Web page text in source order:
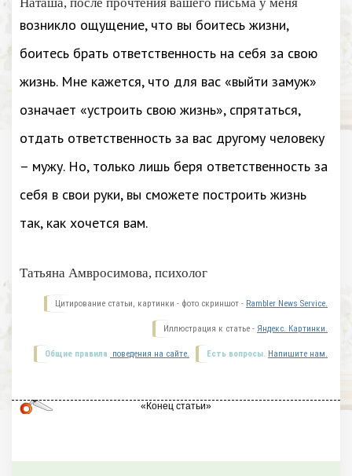
возникло ощущение, что вы боитесь жизни,
боитесь брать ответственность на себя за свою
жизнь. Мне кажется, что для вас «выйти замуж»
означает «устроить свою жизнь», спрятаться,
отдать ответственность за вас другому человеку
– мужу. Но, только лишь беря ответственность за
себя в свои руки, вы сможете построить жизнь
так, как хочется вам.
Татьяна Амвросимова, психолог
Цитирование статьи, картинки - фото скриншот - Rambler News Service.
Иллюстрация к статье - Яндекс. Картинки.
Есть вопросы. Напишите нам.
Общие правила поведения на сайте.